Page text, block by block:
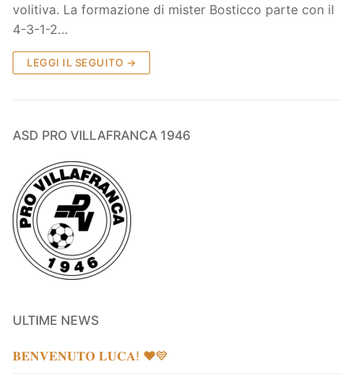
volitiva. La formazione di mister Bosticco parte con il
4-3-1-2…
LEGGI IL SEGUITO →
ASD PRO VILLAFRANCA 1946
ULTIME NEWS
𝐁𝐄𝐍𝐕𝐄𝐍𝐔𝐓𝐎 𝐋𝐔𝐂𝐀! ❤️💙